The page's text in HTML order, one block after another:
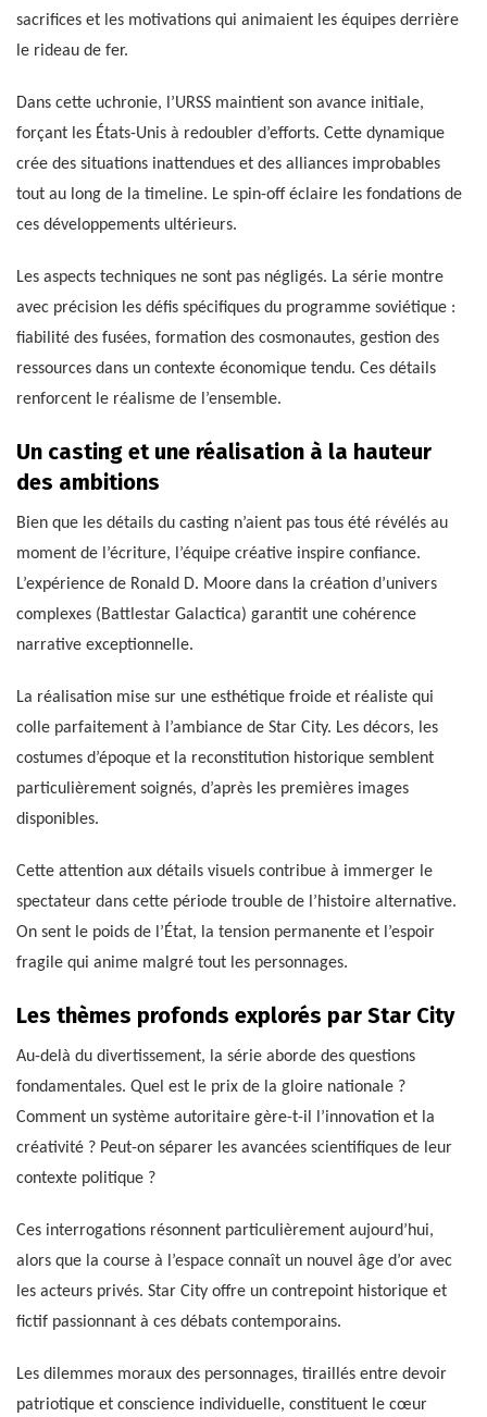
sacrifices et les motivations qui animaient les équipes derrière
le rideau de fer.
Dans cette uchronie, l’URSS maintient son avance initiale,
forçant les États-Unis à redoubler d’efforts. Cette dynamique
crée des situations inattendues et des alliances improbables
tout au long de la timeline. Le spin-off éclaire les fondations de
ces développements ultérieurs.
Les aspects techniques ne sont pas négligés. La série montre
avec précision les défis spécifiques du programme soviétique :
fiabilité des fusées, formation des cosmonautes, gestion des
ressources dans un contexte économique tendu. Ces détails
renforcent le réalisme de l’ensemble.
Un casting et une réalisation à la hauteur
des ambitions
Bien que les détails du casting n’aient pas tous été révélés au
moment de l’écriture, l’équipe créative inspire confiance.
L’expérience de Ronald D. Moore dans la création d’univers
complexes (Battlestar Galactica) garantit une cohérence
narrative exceptionnelle.
La réalisation mise sur une esthétique froide et réaliste qui
colle parfaitement à l’ambiance de Star City. Les décors, les
costumes d’époque et la reconstitution historique semblent
particulièrement soignés, d’après les premières images
disponibles.
Cette attention aux détails visuels contribue à immerger le
spectateur dans cette période trouble de l’histoire alternative.
On sent le poids de l’État, la tension permanente et l’espoir
fragile qui anime malgré tout les personnages.
Les thèmes profonds explorés par Star City
Au-delà du divertissement, la série aborde des questions
fondamentales. Quel est le prix de la gloire nationale ?
Comment un système autoritaire gère-t-il l’innovation et la
créativité ? Peut-on séparer les avancées scientifiques de leur
contexte politique ?
Ces interrogations résonnent particulièrement aujourd’hui,
alors que la course à l’espace connaît un nouvel âge d’or avec
les acteurs privés. Star City offre un contrepoint historique et
fictif passionnant à ces débats contemporains.
Les dilemmes moraux des personnages, tiraillés entre devoir
patriotique et conscience individuelle, constituent le cœur